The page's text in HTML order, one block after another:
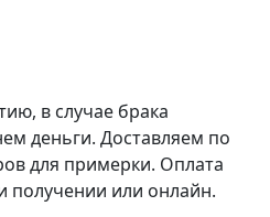
в случае брака
деньги. Доставляем по
для примерки. Оплата
или онлайн.